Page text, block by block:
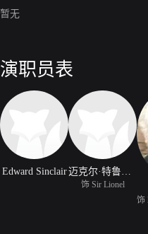
暂无
演职员表
Edward Sinclair 迈克尔·特鲁布肖
饰 Sir Lionel